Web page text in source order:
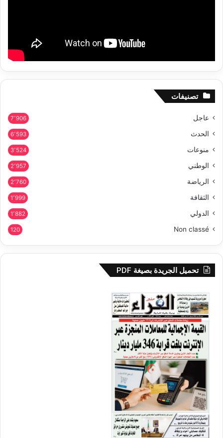
تصنيفات
عاجل 7٬906
الحدث 6٬593
منوعات 3٬524
الوطني 2٬957
الرياضة 2٬760
الثقافة 1٬999
الدولي 1٬882
Non classé
120
تحميل الجريدة بصيغة PDF